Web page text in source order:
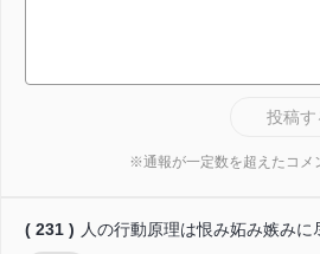
投稿す
※通報が一定数を超えたコメ
( 231 ) 人の行動原理は恨み妬み嫉み